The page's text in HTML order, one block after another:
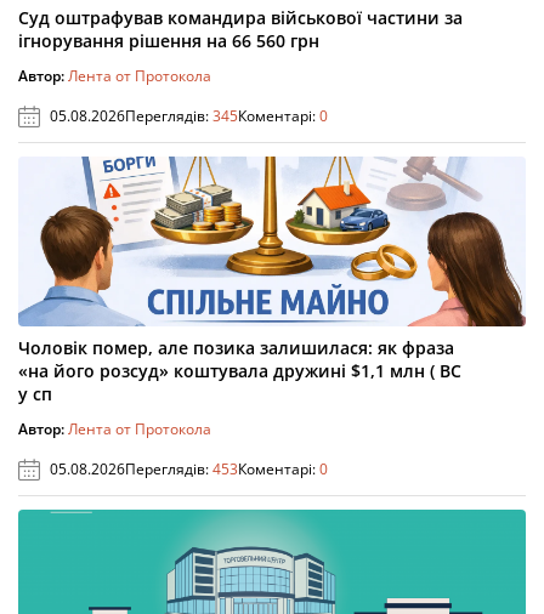
Суд оштрафував командира військової частини за
ігнорування рішення на 66 560 грн
Автор:Лента от Протокола
05.08.2026Переглядів:345Коментарі:0
Чоловік помер, але позика залишилася: як фраза
«на його розсуд» коштувала дружині $1,1 млн ( ВС
у сп
Автор:Лента от Протокола
05.08.2026Переглядів:453Коментарі:0